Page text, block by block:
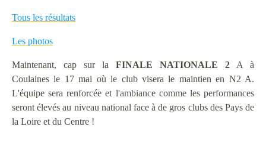
Tous les résultats
Les photos
Maintenant, cap sur la FINALE NATIONALE 2 A à
Coulaines le 17 mai où le club visera le maintien en N2 A.
L'équipe sera renforcée et l'ambiance comme les performances
seront élevés au niveau national face à de gros clubs des Pays de
la Loire et du Centre !